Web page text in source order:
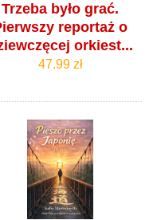
Trzeba było grać.
reportaż o
orkiest...
47.99 zł